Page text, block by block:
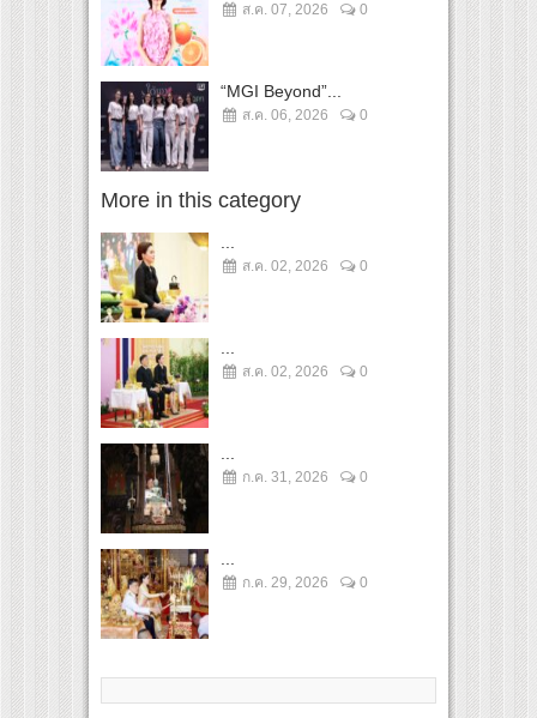
ส.ค. 07, 2026 0
“MGI Beyond”...
ส.ค. 06, 2026 0
More in this category
...
ส.ค. 02, 2026 0
...
ส.ค. 02, 2026 0
...
ก.ค. 31, 2026 0
...
ก.ค. 29, 2026 0